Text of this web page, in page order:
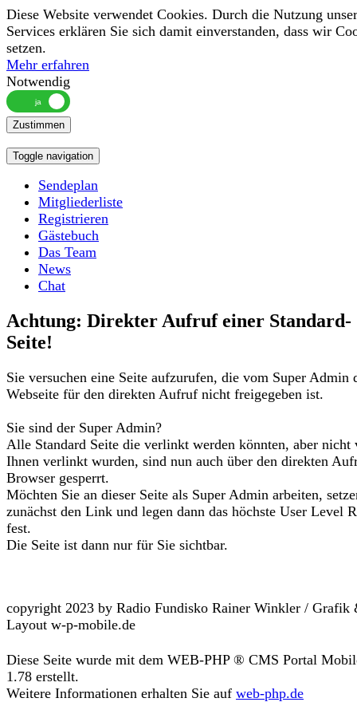
Diese Website verwendet Cookies. Durch die Nutzung
Services erklären Sie sich damit einverstanden, dass wir
setzen.
Mehr erfahren
Notwendig
Zustimmen
Toggle navigation
Sendeplan
Mitgliederliste
Registrieren
Gästebuch
Das Team
News
Chat
Achtung: Direkter Aufruf einer Standard-
Seite!
Sie versuchen eine Seite aufzurufen, die vom Super Admin
Webseite für den direkten Aufruf nicht freigegeben ist.
Sie sind der Super Admin?
Alle Standard Seite die verlinkt werden könnten, aber nicht
Ihnen verlinkt wurden, sind nun auch über den direkten
Browser gesperrt.
Möchten Sie an dieser Seite als Super Admin arbeiten,
zunächst den Link und legen dann das höchste User Level
fest.
Die Seite ist dann nur für Sie sichtbar.
copyright 2023 by Radio Fundisko Rainer Winkler / Grafik
Layout w-p-mobile.de
Diese Seite wurde mit dem WEB-PHP ® CMS Portal
1.78 erstellt.
Weitere Informationen erhalten Sie auf web-php.de